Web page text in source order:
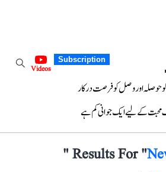
Subscription
Videos
حوصلہ اور وصل کو فرصت درکار
کے لیے ایک جوانی کم ہے
Results For "
"